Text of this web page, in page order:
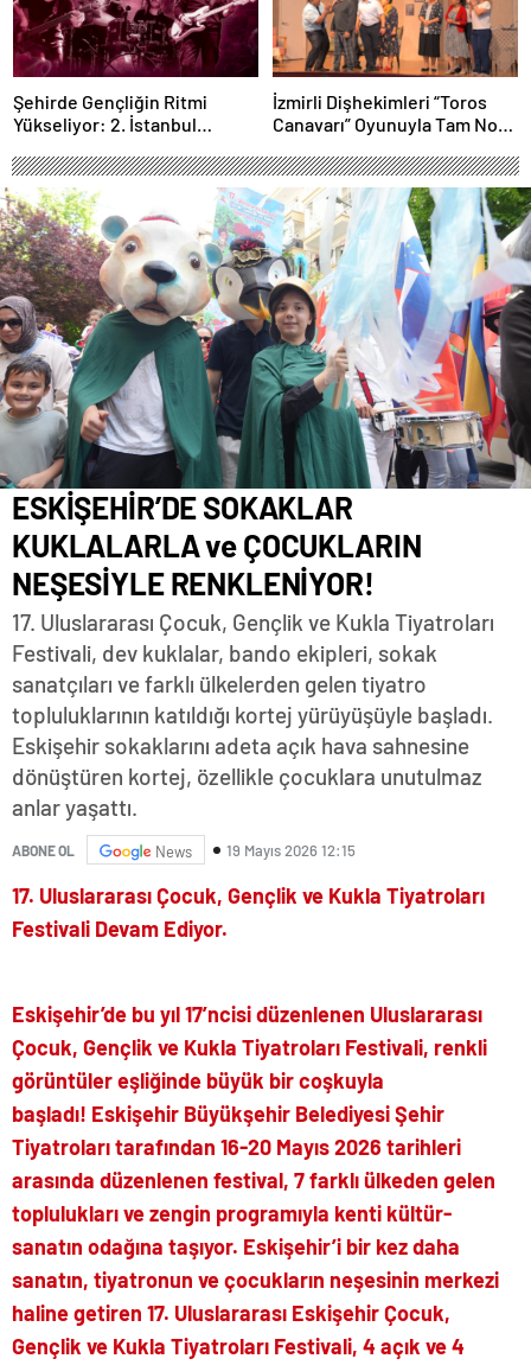
Şehirde Gençliğin Ritmi
Yükseliyor: 2. İstanbul
Mayıs’ta Kentin Dört Bir
Yanında!
İzmirli Dişhekimleri “Toros
Canavarı” Oyunuyla Tam Not
ESKİŞEHİR’DE SOKAKLAR
KUKLALARLA ve ÇOCUKLARIN
NEŞESİYLE RENKLENİYOR!
17. Uluslararası Çocuk, Gençlik ve Kukla Tiyatroları
Festivali, dev kuklalar, bando ekipleri, sokak
sanatçıları ve farklı ülkelerden gelen tiyatro
topluluklarının katıldığı kortej yürüyüşüyle başladı.
Eskişehir sokaklarını adeta açık hava sahnesine
dönüştüren kortej, özellikle çocuklara unutulmaz
anlar yaşattı.
ABONE OL News 19 Mayıs 2026 12:15
17. Uluslararası Çocuk, Gençlik ve Kukla Tiyatroları
Festivali Devam Ediyor.
Eskişehir’de bu yıl 17’ncisi düzenlenen Uluslararası
Çocuk, Gençlik ve Kukla Tiyatroları Festivali, renkli
görüntüler eşliğinde büyük bir coşkuyla
başladı! Eskişehir Büyükşehir Belediyesi Şehir
Tiyatroları tarafından 16-20 Mayıs 2026 tarihleri
arasında düzenlenen festival, 7 farklı ülkeden gelen
toplulukları ve zengin programıyla kenti kültür-
sanatın odağına taşıyor. Eskişehir’i bir kez daha
sanatın, tiyatronun ve çocukların neşesinin merkezi
haline getiren 17. Uluslararası Eskişehir Çocuk,
Gençlik ve Kukla Tiyatroları Festivali, 4 açık ve 4